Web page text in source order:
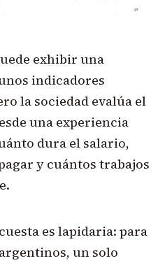
exhibir una
indicadores
la sociedad evalúa el
una experiencia
dura el salario,
y cuántos trabajos
es lapidaria: para
un solo